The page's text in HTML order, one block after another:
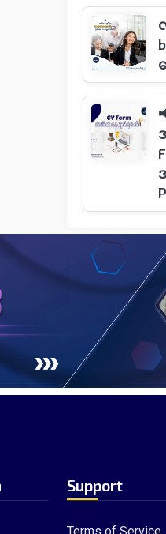
Support